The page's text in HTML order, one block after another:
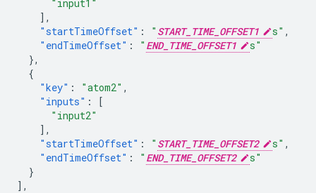
"input1"
],
"startTimeOffset" : " START_TIME_OFFSET1 s" ,
"endTimeOffset" : " END_TIME_OFFSET1
s"
},
{
"key" : "atom2" ,
"inputs" :
[
"input2"
],
"startTimeOffset" : " START_TIME_OFFSET2 s" ,
"endTimeOffset" : " END_TIME_OFFSET2
s"
}
],